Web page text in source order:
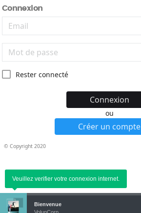
Audio
Bienvenue
Veuillez verifier votre connexion internet.
Connexion
Rester connecté
Connexion
ou
Créer un compte
© Copyright 2020